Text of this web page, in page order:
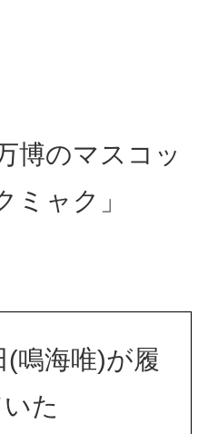
博のマスコッ
ミャク」
鳴海唯)が履
た